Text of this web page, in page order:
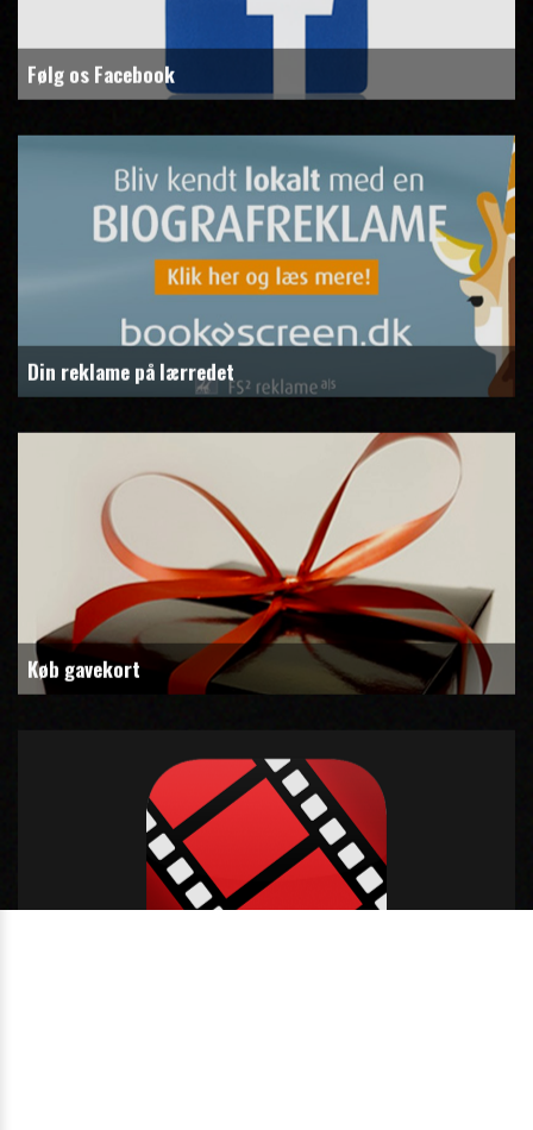
Følg os Facebook
Din reklame på lærredet
Køb gavekort